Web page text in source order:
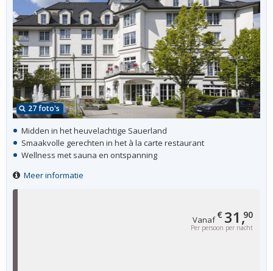
Vanaf€ 31,90
Per persoon per nacht
27 foto's
Midden in het heuvelachtige Sauerland
Smaakvolle gerechten in het à la carte restaurant
Wellness met sauna en ontspanning
Meer informatie